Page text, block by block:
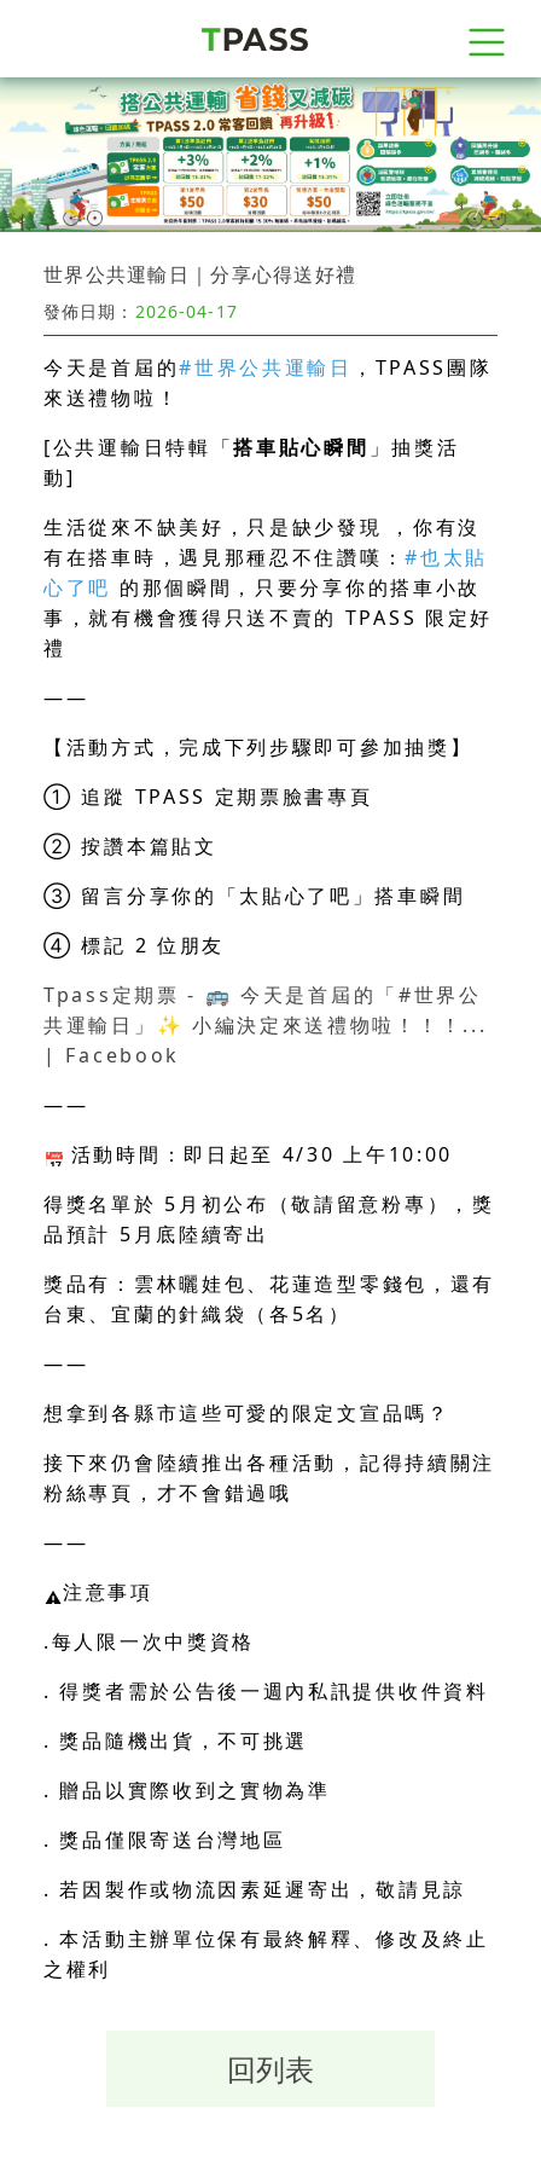
世界公共運輸日｜分享心得送好禮
發佈日期： 2026-04-17
今天是首屆的#世界公共運輸日 ，TPASS團隊
來送禮物啦！
[公共運輸日特輯「搭車貼心瞬間 」抽獎活
動]
生活從來不缺美好，只是缺少發現 ，你有沒
有在搭車時，遇見那種忍不住讚嘆：#也太貼
心了吧 的那個瞬間，只要分享你的搭車小故
事，就有機會獲得只送不賣的 TPASS 限定好
禮
——
【活動方式，完成下列步驟即可參加抽獎】
① 追蹤 TPASS 定期票臉書專頁
② 按讚本篇貼文
③ 留言分享你的「太貼心了吧」搭車瞬間
④ 標記 2 位朋友
Tpass定期票 - 🚌 今天是首屆的「#世界公
共運輸日」✨ 小編決定來送禮物啦！！！...
| Facebook
——
活動時間：即日起至 4/30 上午10:00
得獎名單於 5月初公布（敬請留意粉專），獎
品預計 5月底陸續寄出
獎品有：雲林曬娃包、花蓮造型零錢包，還有
台東、宜蘭的針織袋（各5名）
——
想拿到各縣市這些可愛的限定文宣品嗎？
接下來仍會陸續推出各種活動，記得持續關注
粉絲專頁，才不會錯過哦
——
注意事項
.每人限一次中獎資格
. 得獎者需於公告後一週內私訊提供收件資料
. 獎品隨機出貨，不可挑選
. 贈品以實際收到之實物為準
. 獎品僅限寄送台灣地區
. 若因製作或物流因素延遲寄出，敬請見諒
. 本活動主辦單位保有最終解釋、修改及終止
之權利
回列表